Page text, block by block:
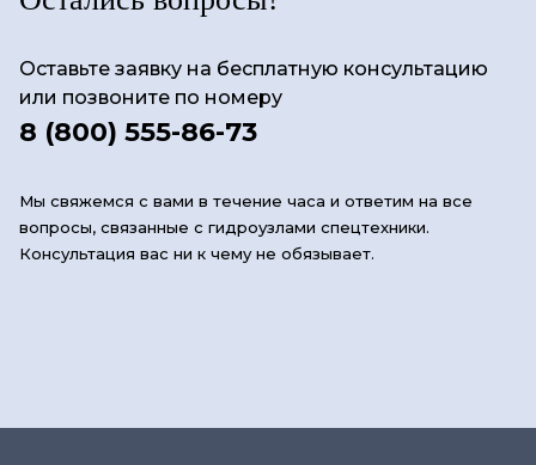
Оставьте заявку на бесплатную консультацию
или позвоните по номеру
8 (800) 555-86-73
Мы свяжемся с вами в течение часа и ответим на все
вопросы, связанные с гидроузлами спецтехники.
Консультация вас ни к чему не обязывает.